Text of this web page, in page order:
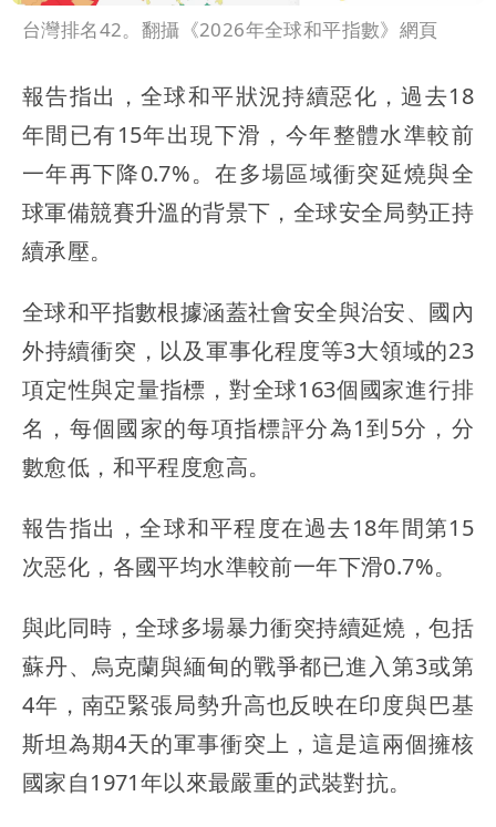
台灣排名42。翻攝《2026年全球和平指數》網頁
報告指出，全球和平狀況持續惡化，過去18
年間已有15年出現下滑，今年整體水準較前
一年再下降0.7%。在多場區域衝突延燒與全
球軍備競賽升溫的背景下，全球安全局勢正持
續承壓。
全球和平指數根據涵蓋社會安全與治安、國內
外持續衝突，以及軍事化程度等3大領域的23
項定性與定量指標，對全球163個國家進行排
名，每個國家的每項指標評分為1到5分，分
數愈低，和平程度愈高。
報告指出，全球和平程度在過去18年間第15
次惡化，各國平均水準較前一年下滑0.7%。
與此同時，全球多場暴力衝突持續延燒，包括
蘇丹、烏克蘭與緬甸的戰爭都已進入第3或第
4年，南亞緊張局勢升高也反映在印度與巴基
斯坦為期4天的軍事衝突上，這是這兩個擁核
國家自1971年以來最嚴重的武裝對抗。